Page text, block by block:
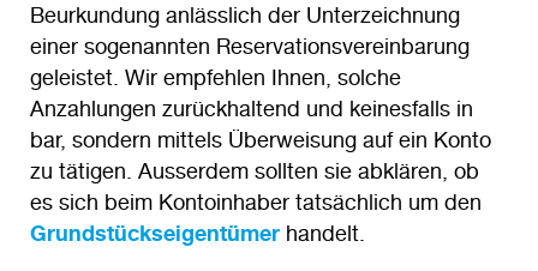
Beurkundung anlässlich der Unterzeichnung
einer sogenannten Reservationsvereinbarung
geleistet. Wir empfehlen Ihnen, solche
Anzahlungen zurückhaltend und keinesfalls in
bar, sondern mittels Überweisung auf ein Konto
zu tätigen. Ausserdem sollten sie abklären, ob
es sich beim Kontoinhaber tatsächlich um den
Grundstückseigentümer handelt.